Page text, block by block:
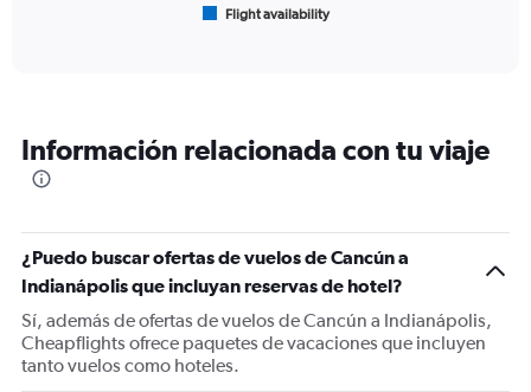
categories.
The
Y
axis
displaying
Number
of
flights.
Flight availability
Información relacionada con tu viaje
¿Puedo buscar ofertas de vuelos de Cancún a
Indianápolis que incluyan reservas de hotel?
Sí, además de ofertas de vuelos de Cancún a Indianápolis,
Cheapflights ofrece paquetes de vacaciones que incluyen
tanto vuelos como hoteles.